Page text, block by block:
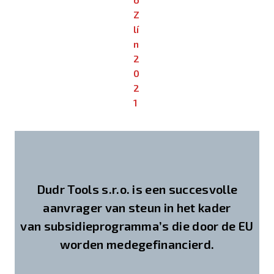
Z
lí
n
2
0
2
1
Dudr Tools s.r.o. is een succesvolle
aanvrager van steun in het kader
van subsidieprogramma’s die door de EU
worden medegefinancierd.